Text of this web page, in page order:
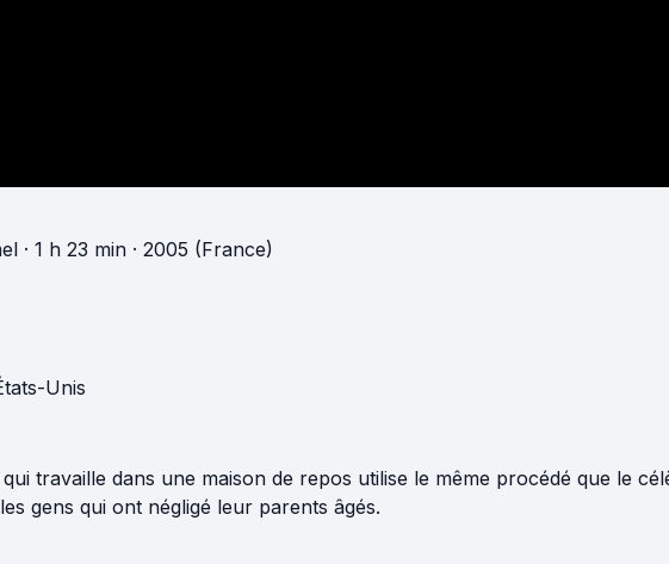
· 1 h 23 min · 2005 (France)
Unis
travaille dans une maison de repos utilise le même procédé que le
gens qui ont négligé leur parents âgés.